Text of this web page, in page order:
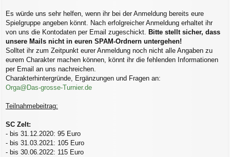
Es würde uns sehr helfen, wenn ihr bei der Anmeldung bereits eure
Spielgruppe angeben könnt. Nach erfolgreicher Anmeldung erhaltet ihr
von uns die Kontodaten per Email zugeschickt. Bitte stellt sicher, dass
unsere Mails nicht in euren SPAM-Ordnern untergehen!
Solltet ihr zum Zeitpunkt eurer Anmeldung noch nicht alle Angaben zu
eurem Charakter machen können, könnt ihr die fehlenden Informationen
per Email an uns nachreichen.
Charakterhintergründe, Ergänzungen und Fragen an:
Orga@Das-grosse-Turnier.de
Teilnahmebeitrag:
SC Zelt:
- bis 31.12.2020: 95 Euro
- bis 31.03.2021: 105 Euro
- bis 30.06.2022: 115 Euro